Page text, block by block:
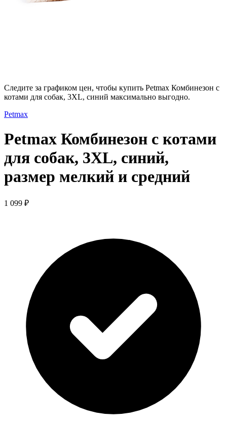
Следите за графиком цен, чтобы купить Petmax Комбинезон с
котами для собак, 3XL, синий максимально выгодно.
Petmax
Petmax Комбинезон с котами
для собак, 3XL, синий,
размер мелкий и средний
1 099 ₽